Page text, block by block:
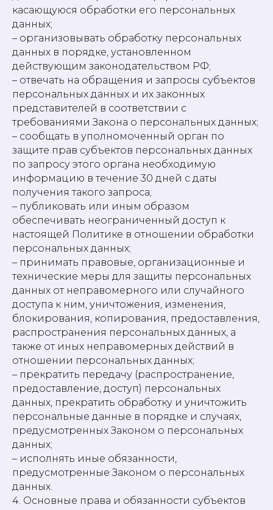
касающуюся обработки его персональных
данных;
– организовывать обработку персональных
данных в порядке, установленном
действующим законодательством РФ;
– отвечать на обращения и запросы субъектов
персональных данных и их законных
представителей в соответствии с
требованиями Закона о персональных данных;
– сообщать в уполномоченный орган по
защите прав субъектов персональных данных
по запросу этого органа необходимую
информацию в течение 30 дней с даты
получения такого запроса;
– публиковать или иным образом
обеспечивать неограниченный доступ к
настоящей Политике в отношении обработки
персональных данных;
– принимать правовые, организационные и
технические меры для защиты персональных
данных от неправомерного или случайного
доступа к ним, уничтожения, изменения,
блокирования, копирования, предоставления,
распространения персональных данных, а
также от иных неправомерных действий в
отношении персональных данных;
– прекратить передачу (распространение,
предоставление, доступ) персональных
данных, прекратить обработку и уничтожить
персональные данные в порядке и случаях,
предусмотренных Законом о персональных
данных;
– исполнять иные обязанности,
предусмотренные Законом о персональных
данных.
4. Основные права и обязанности субъектов